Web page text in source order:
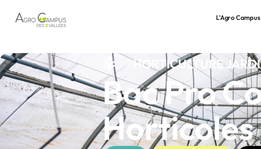
L'Agro Campus
HORTICULTURE
Bac Pro
Horticoles